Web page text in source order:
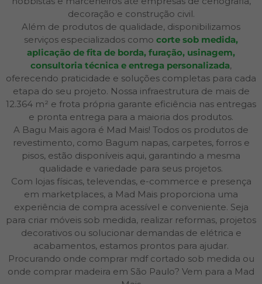
decoração e construção civil.
Além de produtos de qualidade, disponibilizamos
serviços especializados como corte sob medida,
aplicação de fita de borda, furação, usinagem,
consultoria técnica e entrega personalizada,
oferecendo praticidade e soluções completas para cada
etapa do seu projeto. Nossa infraestrutura de mais de
12.364 m² e frota própria garante eficiência nas entregas
e pronta entrega para a maioria dos produtos.
A Bagu Mais agora é Mad Mais! Todos os produtos de
revestimento, como Bagum napas, carpetes, forros e
pisos, estão disponíveis aqui, garantindo a mesma
qualidade e variedade para seus projetos.
Com lojas físicas, televendas, e-commerce e presença
em marketplaces, a Mad Mais proporciona uma
experiência de compra acessível e conveniente. Seja
para criar móveis sob medida, realizar reformas, projetos
decorativos ou solucionar demandas de elétrica e
acabamentos, estamos prontos para ajudar.
Procurando onde comprar mdf cortado sob medida ou
onde comprar madeira em São Paulo? Vem para a Mad